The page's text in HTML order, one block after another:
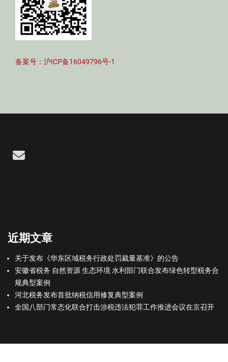
备案号：沪ICP备16049796号-1
Email
近期文章
关于发布《华东区域税务行政处罚裁量基准》的公告
安徽省税务 自然资源 生态环境 水利部门联合发布绿色转型税务合
规典型案例
河北税务发布首批纳税信用修复典型案例
全国八部门常态化联合打击涉税违法犯罪工作推进会议在京召开